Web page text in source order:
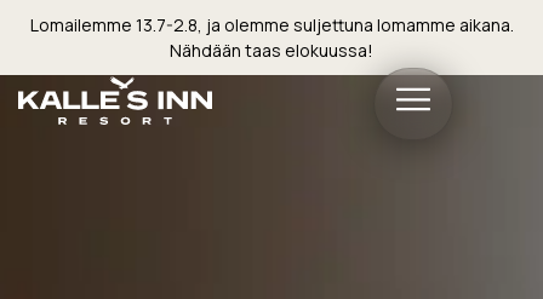
Lomailemme 13.7-2.8, ja olemme suljettuna lomamme aikana.
Nähdään taas elokuussa!